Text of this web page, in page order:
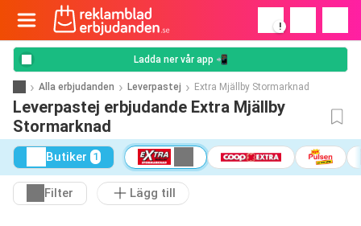
!
Ladda ner vår app 📲
Alla erbjudanden Leverpastej Extra Mjällby Stormarknad
Leverpastej erbjudande Extra Mjällby
Stormarknad
Butiker 1
Filter Lägg till